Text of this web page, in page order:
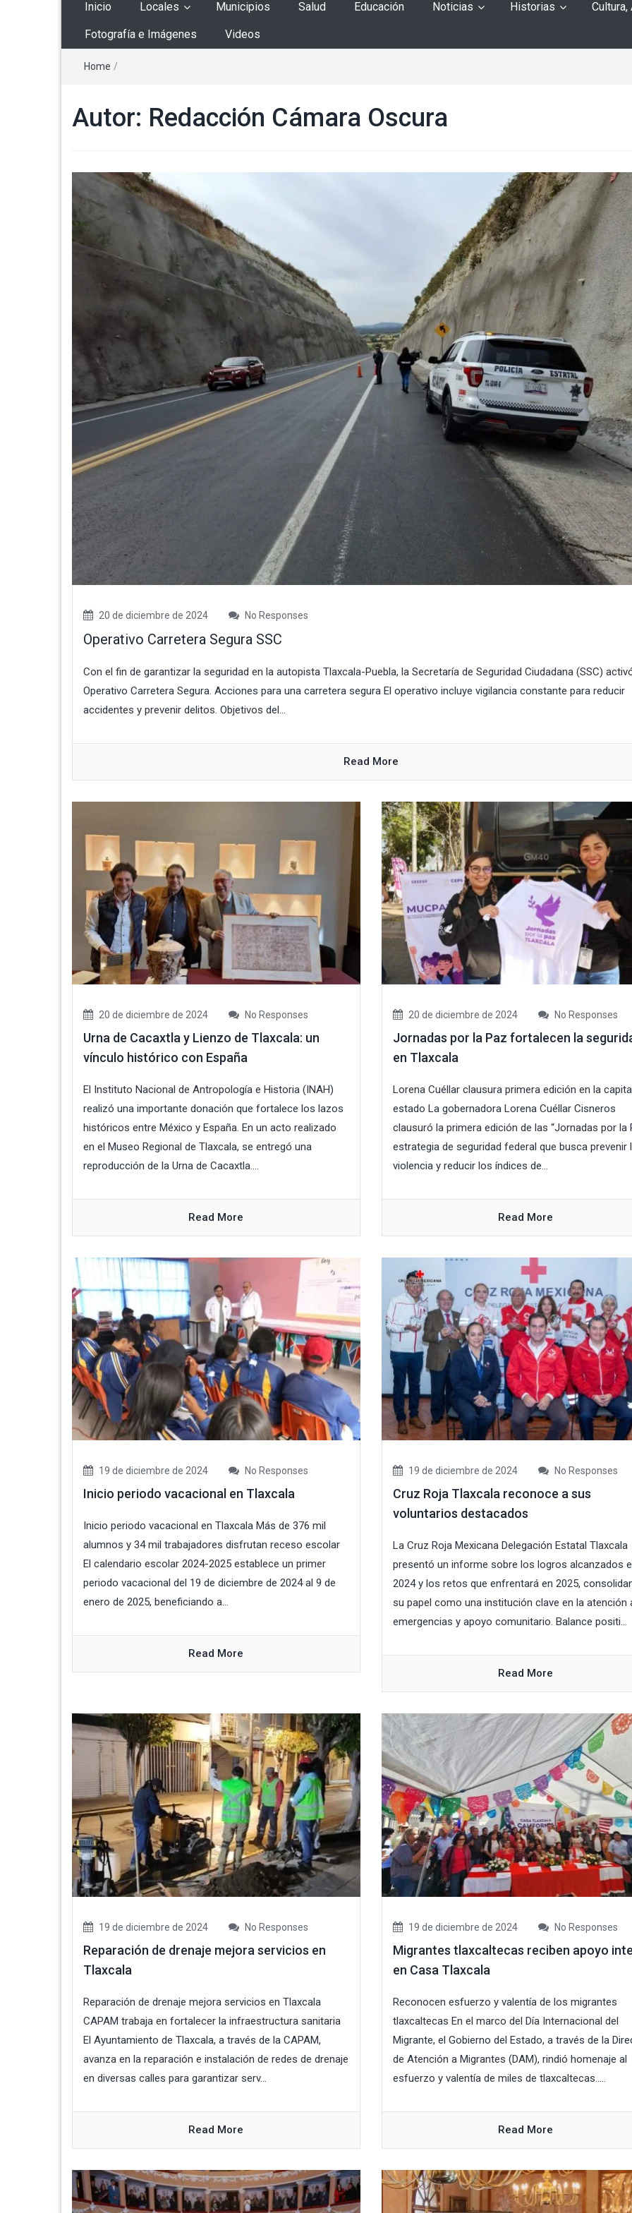
Inicio Locales Municipios Salud Educación Noticias Historias
Fotografía e Imágenes Videos
Home /
Autor: Redacción Cámara Oscura
20 de diciembre de 2024 No Responses
Operativo Carretera Segura SSC
Con el fin de garantizar la seguridad en la autopista Tlaxcala-Puebla, la Secretaría de Seguridad Ciudadana (SSC)
Operativo Carretera Segura. Acciones para una carretera segura El operativo incluye vigilancia constante para reducir
accidentes y prevenir delitos. Objetivos del...
Read More
20 de diciembre de 2024 No Responses
Urna de Cacaxtla y Lienzo de Tlaxcala: un
vínculo histórico con España
El Instituto Nacional de Antropología e Historia (INAH)
realizó una importante donación que fortalece los lazos
históricos entre México y España. En un acto realizado
en el Museo Regional de Tlaxcala, se entregó una
reproducción de la Urna de Cacaxtla....
Read More
20 de diciembre de 2024 No Responses
Jornadas por la Paz fortalecen la
en Tlaxcala
Lorena Cuéllar clausura primera edición en la
estado La gobernadora Lorena Cuéllar Cisneros
clausuró la primera edición de las “Jornadas por la
estrategia de seguridad federal que busca prevenir
violencia y reducir los índices de...
Read More
19 de diciembre de 2024 No Responses
Inicio periodo vacacional en Tlaxcala
Inicio periodo vacacional en Tlaxcala Más de 376 mil
alumnos y 34 mil trabajadores disfrutan receso escolar
El calendario escolar 2024-2025 establece un primer
periodo vacacional del 19 de diciembre de 2024 al 9 de
enero de 2025, beneficiando a...
Read More
19 de diciembre de 2024 No Responses
Cruz Roja Tlaxcala reconoce a sus
voluntarios destacados
La Cruz Roja Mexicana Delegación Estatal Tlaxcala
presentó un informe sobre los logros alcanzados
2024 y los retos que enfrentará en 2025,
su papel como una institución clave en la atención
emergencias y apoyo comunitario. Balance positi...
Read More
19 de diciembre de 2024 No Responses
Reparación de drenaje mejora servicios en
Tlaxcala
Reparación de drenaje mejora servicios en Tlaxcala
CAPAM trabaja en fortalecer la infraestructura sanitaria
El Ayuntamiento de Tlaxcala, a través de la CAPAM,
avanza en la reparación e instalación de redes de drenaje
en diversas calles para garantizar serv...
Read More
19 de diciembre de 2024 No Responses
Migrantes tlaxcaltecas reciben apoyo
en Casa Tlaxcala
Reconocen esfuerzo y valentía de los migrantes
tlaxcaltecas En el marco del Día Internacional del
Migrante, el Gobierno del Estado, a través de la
de Atención a Migrantes (DAM), rindió homenaje al
esfuerzo y valentía de miles de tlaxcaltecas.....
Read More